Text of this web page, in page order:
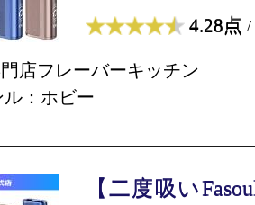
4.28点 /
店フレーバーキッチン
：ホビー
【二度吸い